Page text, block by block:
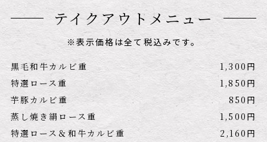
テイクアウトメニュー
※表示価格は全て税込みです。
黒毛和牛カルビ重
1,300円
特選ロース重
1,850円
芋豚カルビ重
850円
蒸し焼き絹ロース重
1,500円
特選ロース＆和牛カルビ重
2,160円